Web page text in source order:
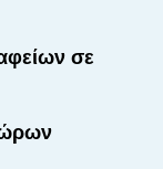
σε